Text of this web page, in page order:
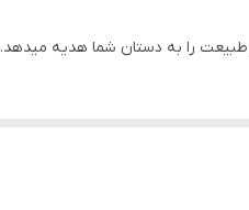
را به دستان شما هدیه میدهد.